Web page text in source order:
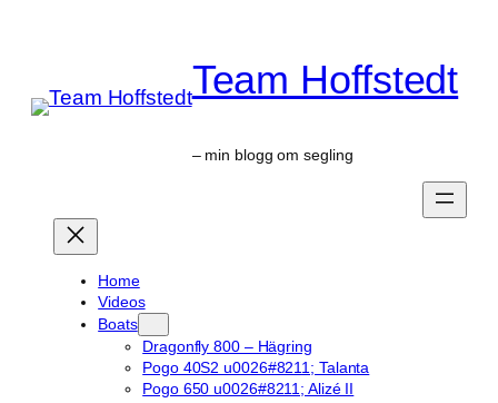
Team Hoffstedt
– min blogg om segling
Home
Videos
Boats
Dragonfly 800 – Hägring
Pogo 40S2 u0026#8211; Talanta
Pogo 650 u0026#8211; Alizé II